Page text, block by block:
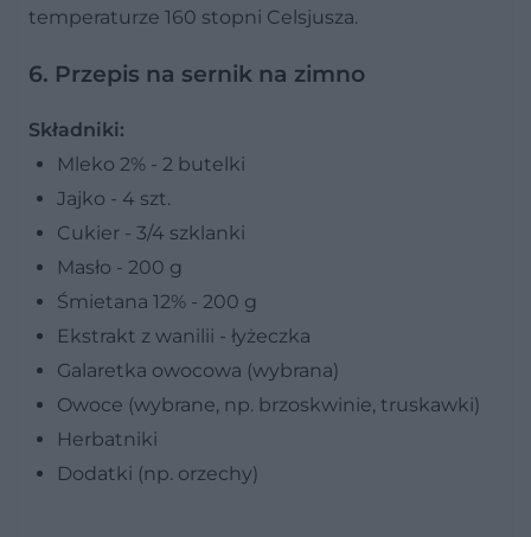
temperaturze 160 stopni Celsjusza.
6. Przepis na sernik na zimno
Składniki:
Mleko 2% - 2 butelki
Jajko - 4 szt.
Cukier - 3/4 szklanki
Masło - 200 g
Śmietana 12% - 200 g
Ekstrakt z wanilii - łyżeczka
Galaretka owocowa (wybrana)
Owoce (wybrane, np. brzoskwinie, truskawki)
Herbatniki
Dodatki (np. orzechy)